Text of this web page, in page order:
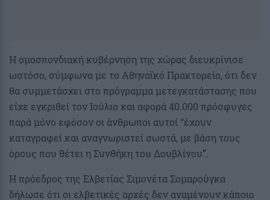
Η ομοσπονδιακή κυβέρνηση της χώρας διευκρίνισε
ωστόσο, σύμφωνα με το Αθηναϊκό Πρακτορείο, ότι δεν
θα συμμετάσχει στο πρόγραμμα μετεγκατάστασης που
είχε εγκριθεί τον Ιούλιο και αφορά 40.000 πρόσφυγες
παρά μόνο εφόσον οι άνθρωποι αυτοί “έχουν
καταγραφεί και αναγνωριστεί σωστά, με βάση τους
όρους που θέτει η Συνθήκη του Δουβλίνου”.
Η πρόεδρος της Ελβετίας Σιμονέτα Σομαρούγκα
δήλωσε ότι οι ελβετικές αρχές δεν αναμένουν κάποιο